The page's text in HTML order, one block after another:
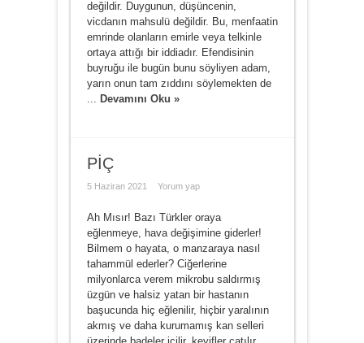
değildir. Duygunun, düşüncenin,
vicdanın mahsulü değildir. Bu, menfaatin
emrinde olanların emirle veya telkinle
ortaya attığı bir iddiadır. Efendisinin
buyruğu ile bugün bunu söyliyen adam,
yarın onun tam zıddını söylemekten de
... Devamını Oku »
PİÇ
5 Haziran 2021 Yorum yap
Ah Mısır! Bazı Türkler oraya
eğlenmeye, hava değişimine giderler!
Bilmem o hayata, o manzaraya nasıl
tahammül ederler? Ciğerlerine
milyonlarca verem mikrobu saldırmış
üzgün ve halsiz yatan bir hastanın
başucunda hiç eğlenilir, hiçbir yaralının
akmış ve daha kurumamış kan selleri